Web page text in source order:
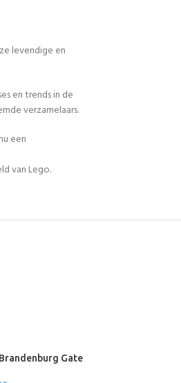
levendige en
en trends in de
verzamelaars.
een
van Lego.
Gate